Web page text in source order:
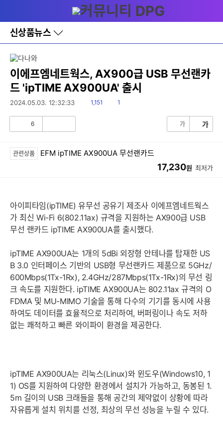
와
홈
신상품뉴스
바
로
레
이
어
토
이에프엠네트웍스, AX900급 USB 무선랜카
드 'ipTIME AX900UA' 출시
2024.05.03. 12:32:33
읽
1,151
댓1
6 가 가
관련상품 EFM ipTIME AX900UA 무선랜카드
17,230원 최저가
아이피타임(ipTIME) 유무선 공유기 제조사 이에프엠네트웍스
가 최신 Wi-Fi 6(802.11ax) 규격을 지원하는 AX900급 USB
무선 랜카드 ipTIME AX900UA를 출시했다.
ipTIME AX900UA는 1개의 5dBi 외장형 안테나를 탑재한 US
B 3.0 인터페이스 기반의 USB형 무선랜카드 제품으로 5GHz/
600Mbps(1Tx-1Rx), 2.4GHz/287Mbps(1Tx-1Rx)의 무선 링
크 속도를 지원한다. ipTIME AX900UA는 802.11ax 규격의 O
FDMA 및 MU-MIMO 기술을 통해 다수의 기기를 동시에 사용
하여도 데이터를 효율적으로 처리하여, 버퍼링이나 속도 저하
없는 쾌적하고 빠른 와이파이 환경을 제공한다.
ipTIME AX900UA는 리눅스(Linux)와 윈도우(Windows10, 1
1) OS를 지원하여 다양한 환경에서 설치가 가능하고, 동봉된 1.
5m 길이의 USB 크래들을 통해 공간의 제약없이 상황에 따라
자유롭게 설치 위치를 선정, 최상의 무선 성능을 누릴 수 있다.